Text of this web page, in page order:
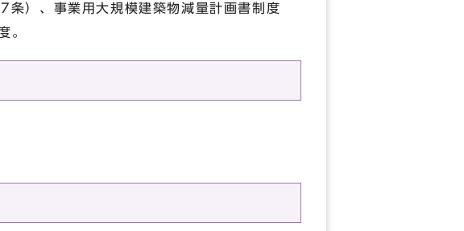
条）、事業用大規模建築物減量計画書制度
。